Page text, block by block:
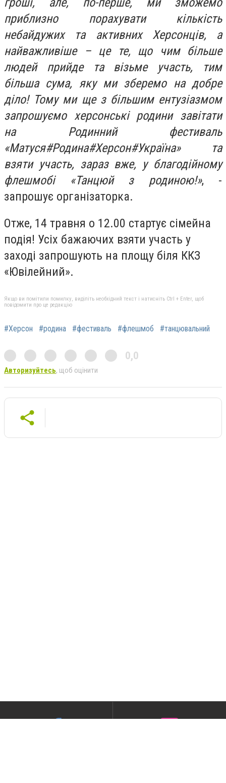
приблизно порахувати кількість
небайдужих та активних Херсонців, а
найважливіше – це те, що чим більше
людей прийде та візьме участь, тим
більша сума, яку ми зберемо на добре
діло! Тому ми ще з більшим ентузіазмом
запрошуємо херсонські родини завітати
на Родинний фестиваль
«Матуся#Родина#Херсон#Україна» та
взяти участь, зараз вже, у благодійному
флешмобі «Танцюй з родиною!», -
запрошує організаторка.
Отже, 14 травня о 12.00 стартує сімейна
подія! Усіх бажаючих взяти участь у
заході запрошують на площу біля ККЗ
«Ювілейний».
Якщо ви помітили помилку, виділіть необхідний текст і натисніть Ctrl + Enter, щоб
повідомити про це редакцію
#Херсон #родина #фестиваль #флешмоб #танцювальний
0,0
Авторизуйтесь, щоб оцінити